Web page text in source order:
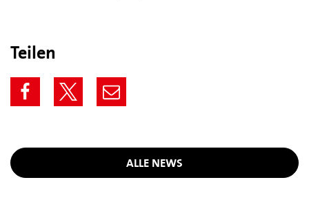
Teilen
ALLE NEWS